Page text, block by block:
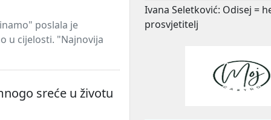
poslala je
u cijelosti. "Najnovija
sreće u životu
Ivana Seletković: Odisej =
prosvjetitelj